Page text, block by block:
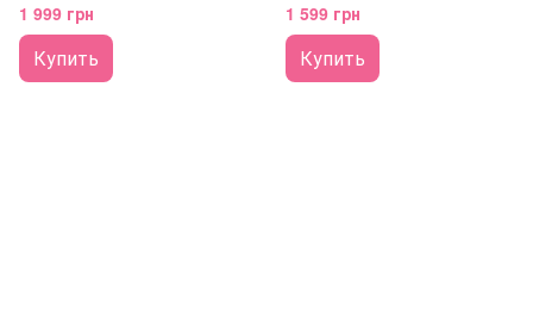
1 999 грн
Купить
1 599 грн
Купить